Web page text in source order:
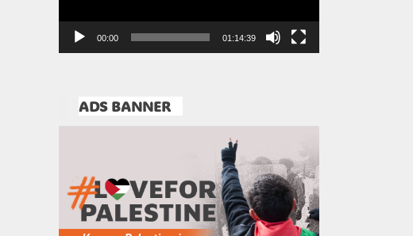
00:00 01:14:39
ADS BANNER